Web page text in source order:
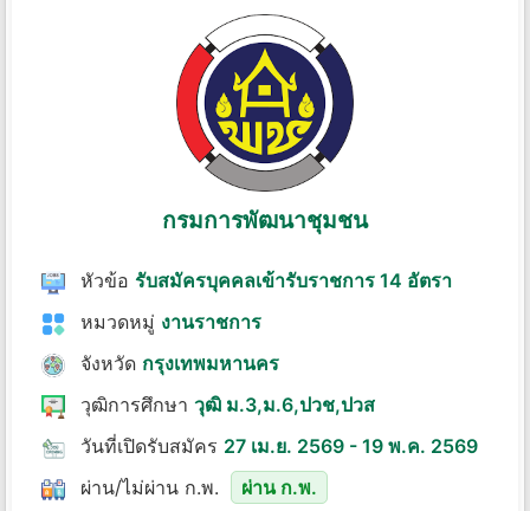
กรมการพัฒนาชุมชน
หัวข้อ รับสมัครบุคคลเข้ารับราชการ 14 อัตรา
หมวดหมู่ งานราชการ
จังหวัด กรุงเทพมหานคร
วุฒิการศึกษา วุฒิ ม.3,ม.6,ปวช,ปวส
วันที่เปิดรับสมัคร 27 เม.ย. 2569 - 19 พ.ค. 2569
ผ่าน/ไม่ผ่าน ก.พ.
ผ่าน ก.พ.